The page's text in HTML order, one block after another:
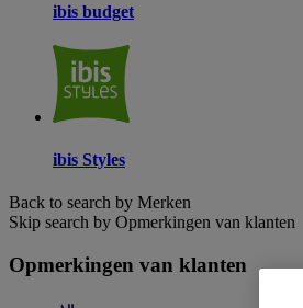
ibis budget
ibis Styles
Back to search by Merken
Skip search by Opmerkingen van klanten
Opmerkingen van klanten